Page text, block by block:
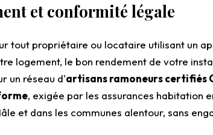
et conformité légale
tout propriétaire ou locataire utilisant un
logement, le bon rendement de votre
un réseau d'artisans ramoneurs certifiés
, exigée par les assurances habitation
et dans les communes alentour, sans